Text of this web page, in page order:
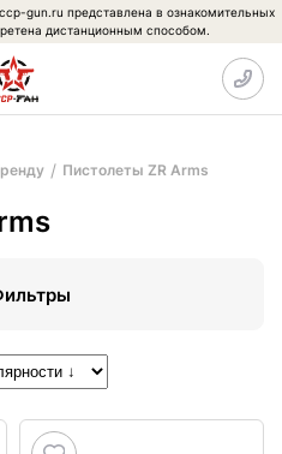
gun.ru представлена в ознакомительных
дистанционным способом.
Пистолеты ZR Arms